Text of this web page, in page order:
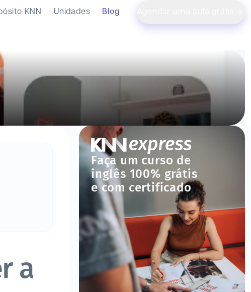
KNN Unidades Blog
Faça um curso de
inglês 100% grátis
e com certificado
a